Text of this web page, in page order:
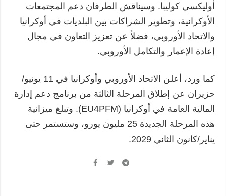
أوليكسي كوليبا. وسيناقش الطرفان دعم المجتمعات
الأوكرانية، وتطوير الشراكات بين البلديات في أوكرانيا
والاتحاد الأوروبي، فضلاً عن تعزيز التعاون في مجال
إعادة الإعمار والتكامل الأوروبي.
كما ورد، أعلن الاتحاد الأوروبي وأوكرانيا في 11 يونيو/
حزيران عن إطلاق المرحلة الثالثة من برنامج دعم إدارة
المالية العامة في أوكرانيا (EU4PFM). وتبلغ ميزانية
هذه المرحلة الجديدة 25 مليون يورو، وستستمر حتى
يناير/كانون الثاني 2029.